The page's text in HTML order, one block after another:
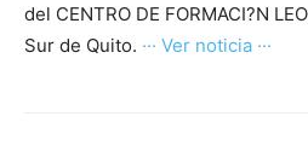
del CENTRO DE FORMACI?N
Sur de Quito. ··· Ver noticia ···